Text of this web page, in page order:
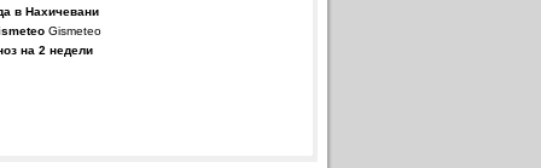
в Нахичевани
Gismeteo
на 2 недели